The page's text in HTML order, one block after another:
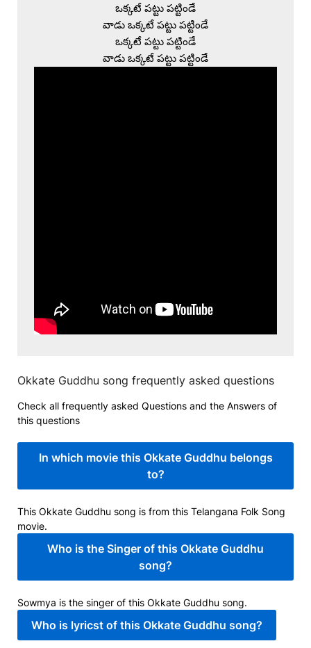
ఒక్కటే పట్టు పట్టిండే
వాడు ఒక్కటే పట్టు పట్టిండే
ఒక్కటే పట్టు పట్టిండే
Okkate Guddhu song frequently asked questions
Check all frequently asked Questions and the Answers of
this questions
In which movie this Okkate Guddhu belongs
to?
This Okkate Guddhu song is from this Telangana Folk Song
movie.
Who is the Singer of this Okkate Guddhu
song?
Sowmya is the singer of this Okkate Guddhu song.
Who is lyricst of this Okkate Guddhu song?